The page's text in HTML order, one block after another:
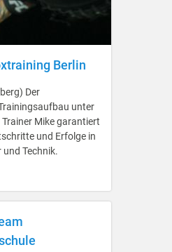
Berlin
Der
unter
Mike garantiert
und Erfolge in
Technik.